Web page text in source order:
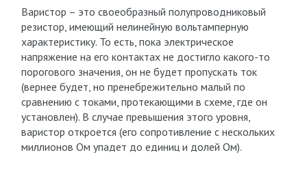
Варистор – это своеобразный полупроводниковый
резистор, имеющий нелинейную вольтамперную
характеристику. То есть, пока электрическое
напряжение на его контактах не достигло какого-то
порогового значения, он не будет пропускать ток
(вернее будет, но пренебрежительно малый по
сравнению с токами, протекающими в схеме, где он
установлен). В случае превышения этого уровня,
варистор откроется (его сопротивление с нескольких
миллионов Ом упадет до единиц и долей Ом).